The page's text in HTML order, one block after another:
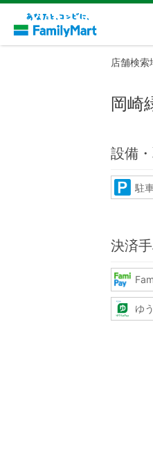
店舗検索
岡崎
設備
駐
決済
ゆ